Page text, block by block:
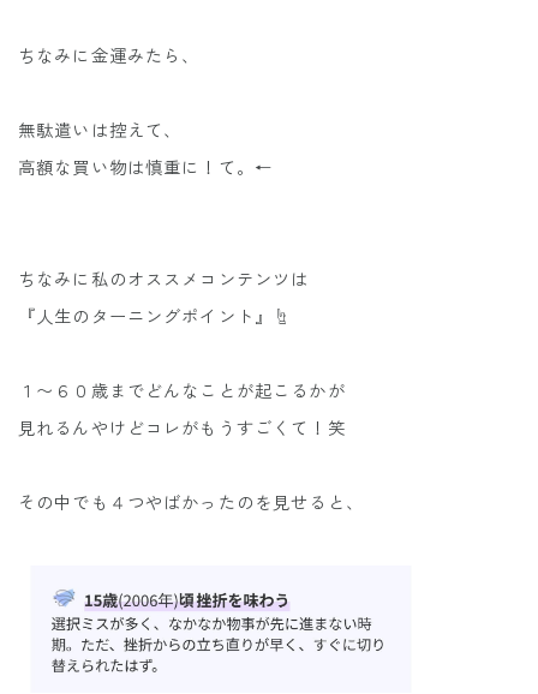
ちなみに金運みたら、
無駄遣いは控えて、
高額な買い物は慎重に！て。←
ちなみに私のオススメコンテンツは
『人生のターニングポイント』☝️
１〜６０歳までどんなことが起こるかが
見れるんやけどコレがもうすごくて！笑
その中でも４つやばかったのを見せると、